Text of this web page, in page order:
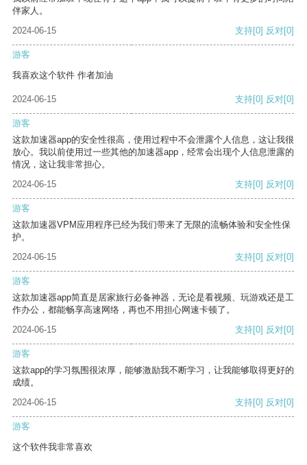
伴家人。
2024-06-15
支持[0] 反对[0]
游客
我喜欢这个软件 作者加油
2024-06-15 支持[0] 反对[0]
游客
这款加速器app的安全性很高，使用过程中不会泄露个人信息，这让我很
放心。我以前使用过一些其他的加速器app，经常会出现个人信息泄露的
情况，这让我非常担心。
2024-06-15
支持[0] 反对[0]
游客
这款加速器VPM应用程序已经为我们带来了无限的流畅体验和安全性保
护。
2024-06-15
支持[0] 反对[0]
游客
这款加速器app简直是居家旅行必备神器，无论是看视频、玩游戏还是工
作办公，都能畅享高速网络，再也不用担心网速卡顿了。
2024-06-15
支持[0] 反对[0]
游客
这款app的学习氛围很浓厚，能够激励我不断学习，让我能够取得更好的
成绩。
2024-06-15
支持[0] 反对[0]
游客
这个软件我非常喜欢